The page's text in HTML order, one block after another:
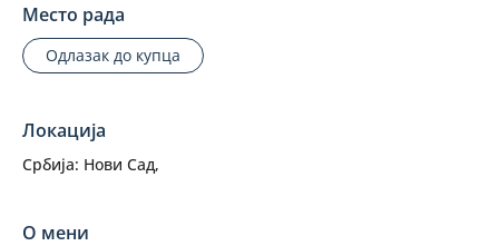
Место рада
Одлазак до купца
Локација
Србија: Нови Сад,
О мени